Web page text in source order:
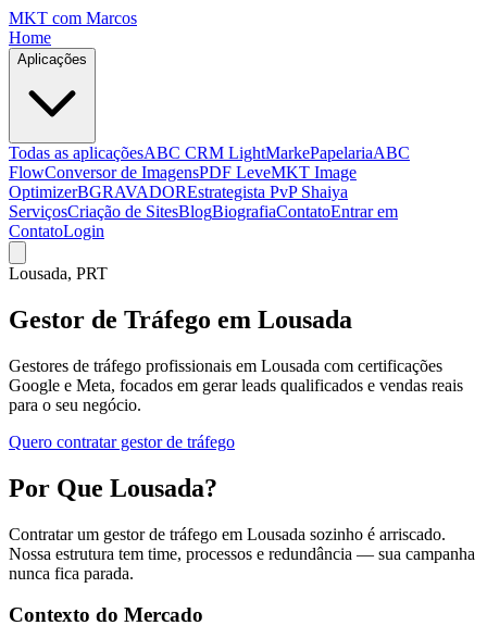
MKT com Marcos
Home
Aplicações
Todas as aplicaçõesABC CRM LightMarkePapelariaABC
FlowConversor de ImagensPDF LeveMKT Image
OptimizerBGRAVADOREstrategista PvP Shaiya
ServiçosCriação de SitesBlogBiografiaContatoEntrar em
ContatoLogin
Lousada, PRT
Gestor de Tráfego em Lousada
Gestores de tráfego profissionais em Lousada com certificações
Google e Meta, focados em gerar leads qualificados e vendas reais
para o seu negócio.
Quero contratar gestor de tráfego
Por Que Lousada?
Contratar um gestor de tráfego em Lousada sozinho é arriscado.
Nossa estrutura tem time, processos e redundância — sua campanha
nunca fica parada.
Contexto do Mercado